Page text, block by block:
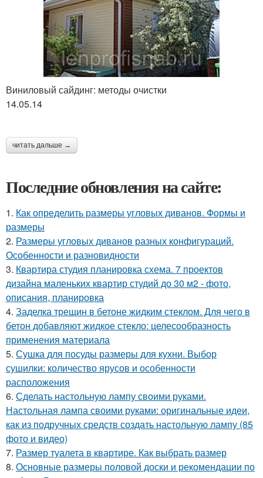
Виниловый сайдинг: методы очистки
14.05.14
читать дальше →
Последние обновления на сайте:
1. Как определить размеры угловых диванов. Формы и
размеры
2. Размеры угловых диванов разных конфигураций.
Особенности и разновидности
3. Квартира студия планировка схема. 7 проектов
дизайна маленьких квартир студий до 30 м2 - фото,
описания, планировка
4. Заделка трещин в бетоне жидким стеклом. Для чего в
бетон добавляют жидкое стекло: целесообразность
применения материала
5. Сушка для посуды размеры для кухни. Выбор
сушилки: количество ярусов и особенности
расположения
6. Сделать настольную лампу своими руками.
Настольная лампа своими руками: оригинальные идеи,
как из подручных средств создать настольную лампу (85
фото и видео)
7. Размер туалета в квартире. Как выбрать размер
8. Основные размеры половой доски и рекомендации по